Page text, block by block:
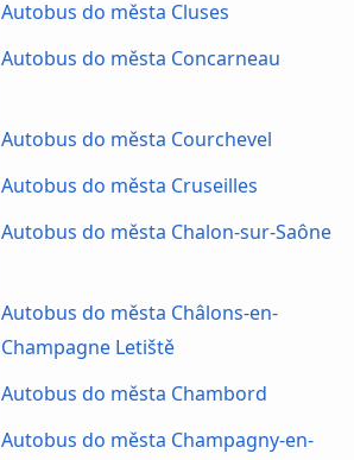
Autobus do města Cluses
Autobus do města Concarneau
Autobus do města Courchevel
Autobus do města Cruseilles
Autobus do města Chalon-sur-Saône
Autobus do města Châlons-en-
Champagne Letiště
Autobus do města Chambord
Autobus do města Champagny-en-